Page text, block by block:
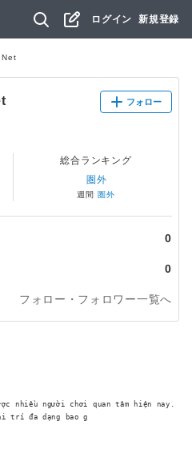
ログイン 新規登録
Net
フォロー
総合ランキング
圏外
週間 圏外
0
0
フォロー・フォロワー一覧へ
nhiều người chơi quan tâm hiện nay.
trí đa dạng bao g